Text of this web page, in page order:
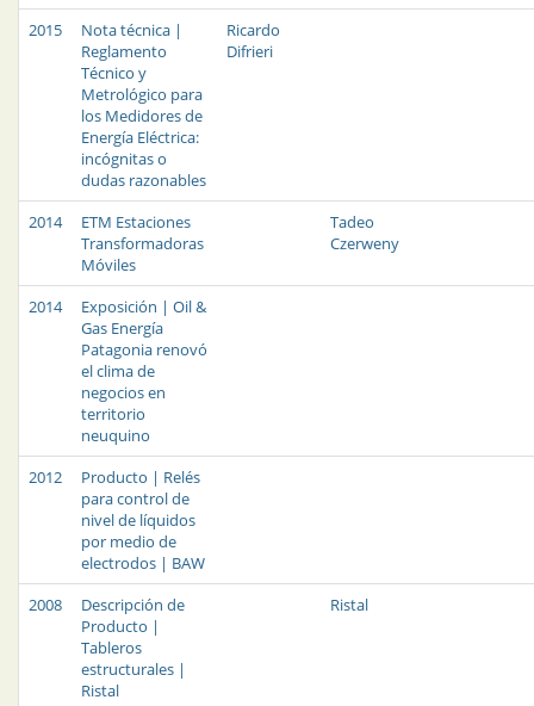
2015
Nota técnica |
Reglamento
Técnico y
Metrológico para
los Medidores de
Energía Eléctrica:
incógnitas o
dudas razonables
Ricardo
Difrieri
2014
ETM Estaciones
Transformadoras
Móviles
Tadeo
Czerweny
2014
Exposición | Oil &
Gas Energía
Patagonia renovó
el clima de
negocios en
territorio
neuquino
2012
Producto | Relés
para control de
nivel de líquidos
por medio de
electrodos | BAW
2008
Descripción de
Producto |
Tableros
estructurales |
Ristal
Ristal